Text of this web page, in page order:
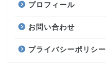
プロフィール
お問い合わせ
プライバシーポリシー